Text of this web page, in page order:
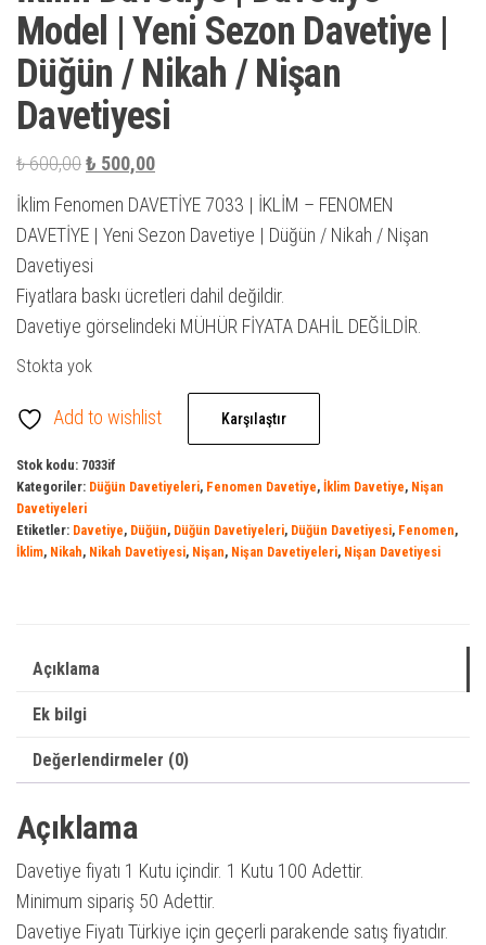
Model | Yeni Sezon Davetiye |
Düğün / Nikah / Nişan
Davetiyesi
₺600,00Orijinal
₺ 600,00.
₺ 500,00Şu
andaki
İklim Fenomen DAVETİYE 7033 | İKLİM – FENOMEN
DAVETİYE | Yeni Sezon Davetiye | Düğün / Nikah / Nişan
Davetiyesi
Fiyatlara baskı ücretleri dahil değildir.
Davetiye görselindeki MÜHÜR FİYATA DAHİL DEĞİLDİR.
Stokta yok
Add to wishlist Karşılaştır
Stok kodu: 7033if
Kategoriler: Düğün Davetiyeleri, Fenomen Davetiye, İklim Davetiye, Nişan
Davetiyeleri
Etiketler: Davetiye, Düğün, Düğün Davetiyeleri, Düğün Davetiyesi, Fenomen,
İklim, Nikah, Nikah Davetiyesi, Nişan, Nişan Davetiyeleri, Nişan Davetiyesi
Açıklama
Ek bilgi
Değerlendirmeler (0)
Açıklama
Davetiye fiyatı 1 Kutu içindir. 1 Kutu 100 Adettir.
Minimum sipariş 50 Adettir.
Davetiye Fiyatı Türkiye için geçerli parakende satış fiyatıdır.